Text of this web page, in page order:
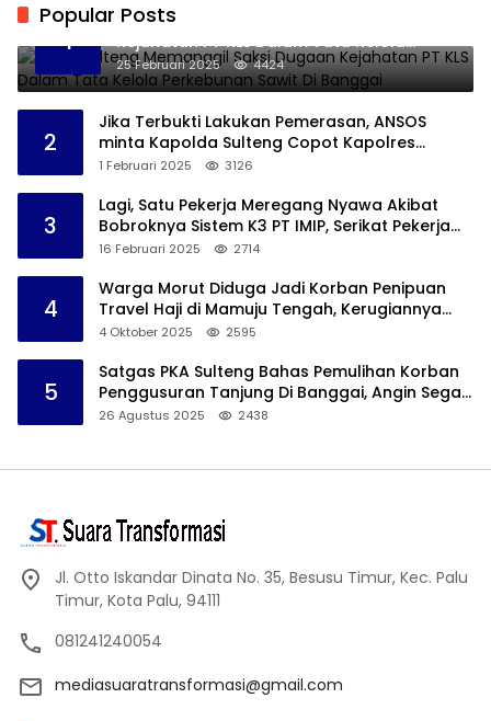
Popular Posts
1
Kejati Sulteng Memanggil Saksi Dugaan
Kejahatan PT KLS Dalam Tata Kelola
Perkebunan Sawit Di Banggai
25 Februari 2025 4424
2
Jika Terbukti Lakukan Pemerasan, ANSOS
minta Kapolda Sulteng Copot Kapolres
Bangkep
1 Februari 2025 3126
3
Lagi, Satu Pekerja Meregang Nyawa Akibat
Bobroknya Sistem K3 PT IMIP, Serikat Pekerja
Akan Lakukan Demo
16 Februari 2025 2714
4
Warga Morut Diduga Jadi Korban Penipuan
Travel Haji di Mamuju Tengah, Kerugiannya
Ditaksir Capai Rp 800 juta
4 Oktober 2025 2595
5
Satgas PKA Sulteng Bahas Pemulihan Korban
Penggusuran Tanjung Di Banggai, Angin Segar
Bagi Warga
26 Agustus 2025 2438
Jl. Otto Iskandar Dinata No. 35, Besusu Timur, Kec. Palu
Timur, Kota Palu, 94111
081241240054
mediasuaratransformasi@gmail.com